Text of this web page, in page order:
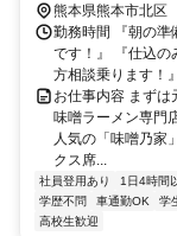
熊本県熊本市北区
勤務時間 『朝の準
です！』 『仕込の
方相談乗ります！
お仕事内容 まずは
味噌ラーメン専門
人気の「味噌乃家
クス席...
社員登用あり 1日4時間
学歴不問
車通勤OK 学
高校生歓迎